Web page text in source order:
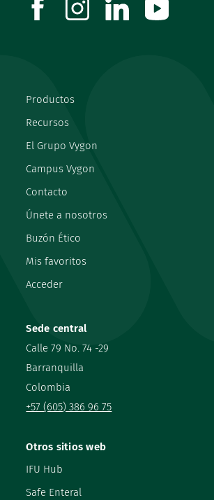
Sede central
Calle 79 No. 74 -29
Barranquilla
Colombia
+57 (605) 386 96 75
Productos
Recursos
El Grupo Vygon
Campus Vygon
Contacto
Únete a nosotros
Buzón Ético
Mis favoritos
Acceder
Otros sitios web
IFU Hub
Safe Enteral
facebookinstagramlinkedin